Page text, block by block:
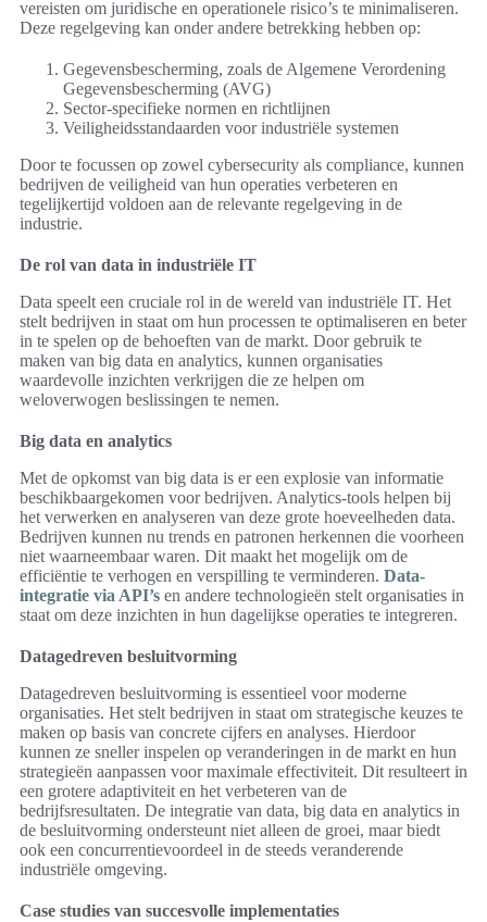
vereisten om juridische en operationele risico’s te minimaliseren.
Deze regelgeving kan onder andere betrekking hebben op:
Gegevensbescherming, zoals de Algemene Verordening
Gegevensbescherming (AVG)
Sector-specifieke normen en richtlijnen
Veiligheidsstandaarden voor industriële systemen
Door te focussen op zowel cybersecurity als compliance, kunnen
bedrijven de veiligheid van hun operaties verbeteren en
tegelijkertijd voldoen aan de relevante regelgeving in de
industrie.
De rol van data in industriële IT
Data speelt een cruciale rol in de wereld van industriële IT. Het
stelt bedrijven in staat om hun processen te optimaliseren en beter
in te spelen op de behoeften van de markt. Door gebruik te
maken van big data en analytics, kunnen organisaties
waardevolle inzichten verkrijgen die ze helpen om
weloverwogen beslissingen te nemen.
Big data en analytics
Met de opkomst van big data is er een explosie van informatie
beschikbaargekomen voor bedrijven. Analytics-tools helpen bij
het verwerken en analyseren van deze grote hoeveelheden data.
Bedrijven kunnen nu trends en patronen herkennen die voorheen
niet waarneembaar waren. Dit maakt het mogelijk om de
efficiëntie te verhogen en verspilling te verminderen. Data-
integratie via API’s en andere technologieën stelt organisaties in
staat om deze inzichten in hun dagelijkse operaties te integreren.
Datagedreven besluitvorming
Datagedreven besluitvorming is essentieel voor moderne
organisaties. Het stelt bedrijven in staat om strategische keuzes te
maken op basis van concrete cijfers en analyses. Hierdoor
kunnen ze sneller inspelen op veranderingen in de markt en hun
strategieën aanpassen voor maximale effectiviteit. Dit resulteert in
een grotere adaptiviteit en het verbeteren van de
bedrijfsresultaten. De integratie van data, big data en analytics in
de besluitvorming ondersteunt niet alleen de groei, maar biedt
ook een concurrentievoordeel in de steeds veranderende
industriële omgeving.
Case studies van succesvolle implementaties